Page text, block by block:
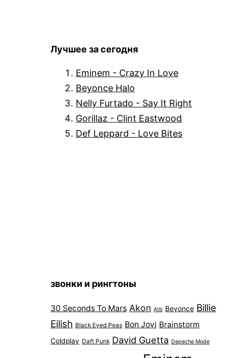
Лучшее за сегодня
Eminem - Crazy In Love
Beyonce Halo
Nelly Furtado - Say It Right
Gorillaz - Clint Eastwood
Def Leppard - Love Bites
звонки и рингтоны
30 Seconds To Mars Akon Atb Beyonce Billie
Eilish Black Eyed Peas Bon Jovi Brainstorm
Coldplay Daft Punk David Guetta Depeche Mode